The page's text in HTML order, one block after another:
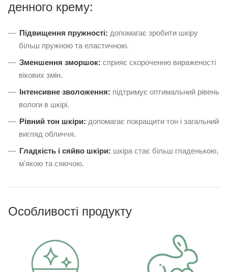
денного крему:
Підвищення пружності: допомагає зробити шкіру
більш пружною та еластичною.
Зменшення зморшок: сприяє скороченню вираженості
вікових змін.
Інтенсивне зволоження: підтримує оптимальний рівень
вологи в шкірі.
Рівний тон шкіри: допомагає покращити тон і загальний
вигляд обличчя.
Гладкість і сяйво шкіри: шкіра стає більш гладенькою,
м'якою та сяючою.
Особливості продукту